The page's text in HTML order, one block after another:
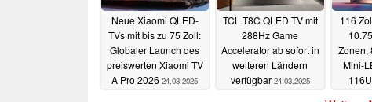
Neue Xiaomi QLED-
TVs mit bis zu 75 Zoll:
Globaler Launch des
preiswerten Xiaomi TV
A Pro 2026 24.03.2025
TCL T8C QLED TV mit
288Hz Game
Accelerator ab sofort in
weiteren Ländern
verfügbar 24.03.2025
116
Zonen,
Mini-